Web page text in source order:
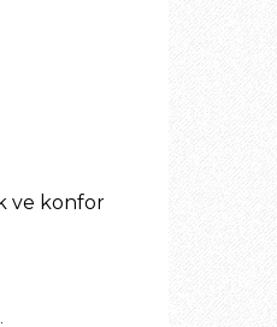
ve konfor